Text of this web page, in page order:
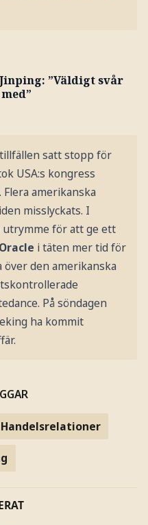
”Väldigt svår
satt stopp för
USA:s kongress
amerikanska
misslyckats. I
för att ge ett
Oracle i täten mer tid för
den amerikanska
På söndagen
ha kommit
Handelsrelationer